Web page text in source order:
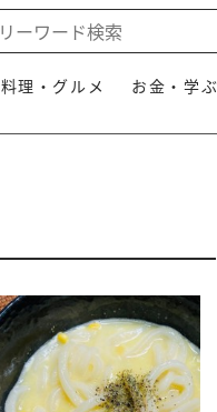
料理・グルメ お金・学ぶ